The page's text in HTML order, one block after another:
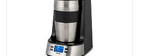
В избранное
В наличии